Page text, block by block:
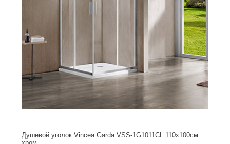
Душевой уголок Vincea Garda VSS-1G1011CL 110х100см.